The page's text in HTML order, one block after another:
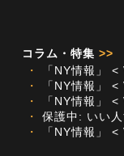
コラム・特集 >>
・
「NY情報」
・
「NY情報」
・
「NY情報」
・
保護中: いい
・
「NY情報」